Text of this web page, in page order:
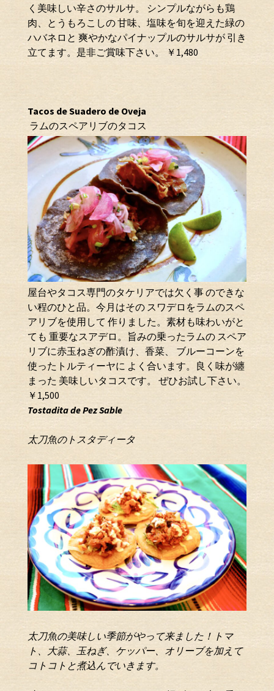
く美味しい辛さのサルサ。 シンプルながらも鶏
肉、とうもろこしの 甘味、塩味を旬を迎えた緑の
ハバネロと 爽やかなパイナップルのサルサが 引き
立てます。是非ご賞味下さい。 ￥1,480
Tacos de Suadero de Oveja
ラムのスペアリブのタコス
屋台やタコス専門のタケリアでは欠く事 のできな
い程のひと品。今月はその スワデロをラムのスペ
アリブを使用して 作りました。素材も味わいがと
ても 重要なスアデロ。旨みの乗ったラムの スペア
リブに赤玉ねぎの酢漬け、香菜、 ブルーコーンを
使ったトルティーヤに よく合います。良く味が纏
まった 美味しいタコスです。 ぜひお試し下さい。
￥1,500
TostaditadePezSable
太刀魚のトスタディータ
太刀魚の美味しい季節がやって来ました！ トマ
ト、大蒜、玉ねぎ、ケッパー、オリーブを加えて
コトコトと煮込んでいきます。